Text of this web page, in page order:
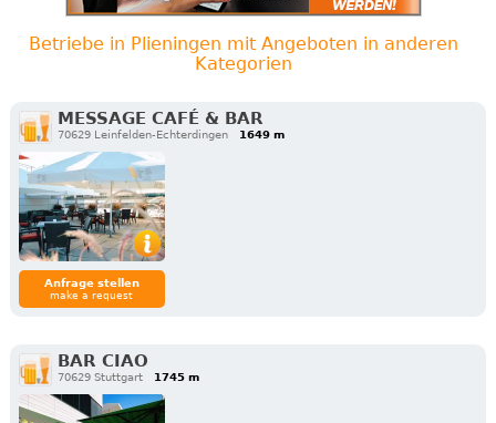
Betriebe in Plieningen mit Angeboten in anderen
Kategorien
MESSAGE CAFÉ & BAR
70629 Leinfelden-Echterdingen 1649 m
Anfrage stellen
make a request
BAR CIAO
70629 Stuttgart 1745 m